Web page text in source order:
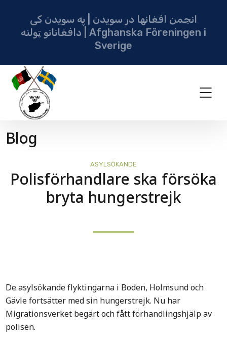
انجمن افغانها در سویدن | په سویدن کی
دافغانانو ټولنه | Afghanska Föreningen i
Sverige
Blog
ASYLSÖKANDE
Polisförhandlare ska försöka
bryta hungerstrejk
De asylsökande flyktingarna i Boden, Holmsund och
Gävle fortsätter med sin hungerstrejk. Nu har
Migrationsverket begärt och fått förhandlingshjälp av
polisen.